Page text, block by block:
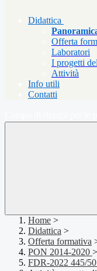
Didattica
Offerta
Laboratori
I progetti
Attività
Info utili
Contatti
Home >
Didattica >
Offerta formativa
PON 2014-2020 >
FDR-2022 445/